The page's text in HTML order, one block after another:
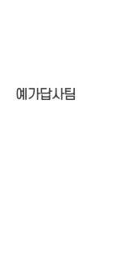
예가답사팀